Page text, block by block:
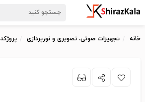
خانه تجهیزات صوتی، تصویری و نورپردازی